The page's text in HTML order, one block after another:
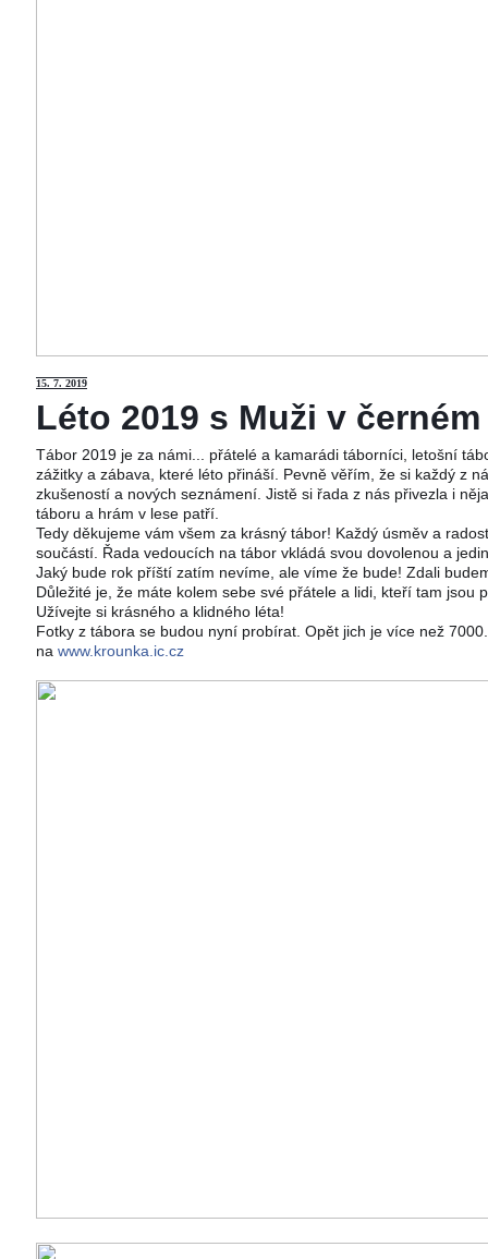
15. 7. 2019
Léto 2019 s Muži v
Tábor 2019 je za námi... přátelé a kamarádi táborníci, letošní
zážitky a zábava, které léto přináší. Pevně věřím, že si každý z
zkušeností a nových seznámení. Jistě si řada z nás přivezla i
táboru a hrám v lese patří.
Tedy děkujeme vám všem za krásný tábor! Každý úsměv a
součástí. Řada vedoucích na tábor vkládá svou dovolenou a
Jaký bude rok příští zatím nevíme, ale víme že bude! Zdali
Důležité je, že máte kolem sebe své přátele a lidi, kteří tam jsou
Užívejte si krásného a klidného léta!
Fotky z tábora se budou nyní probírat. Opět jich je více než
na www.krounka.ic.cz